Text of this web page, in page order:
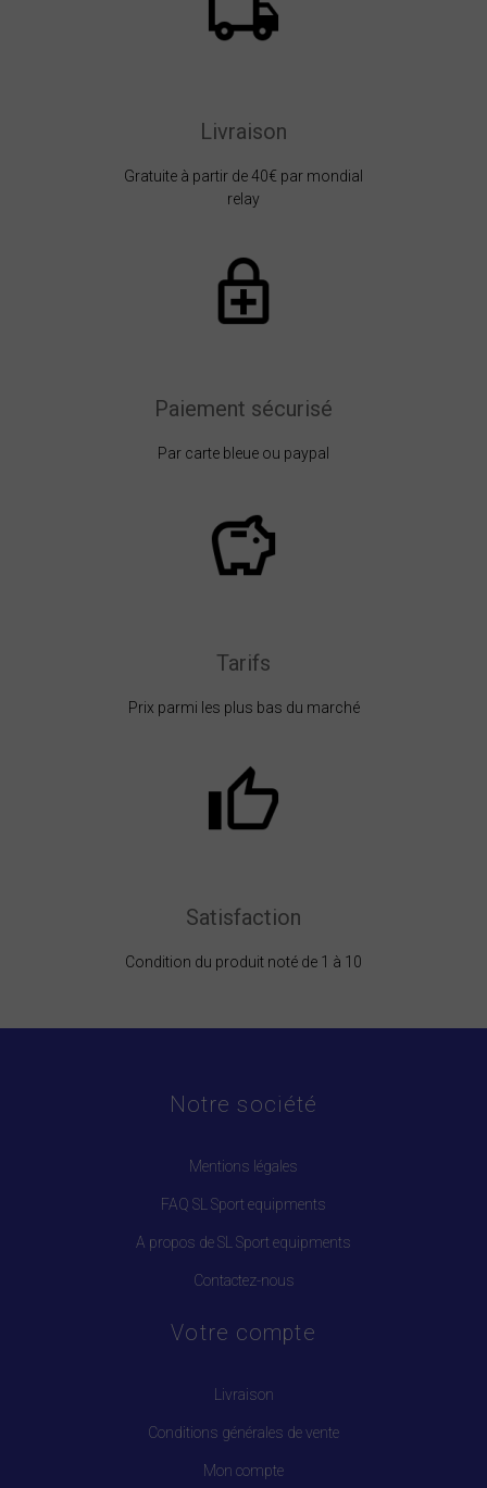
Livraison
Gratuite à partir de 40€ par mondial
relay
Paiement sécurisé
Par carte bleue ou paypal
Tarifs
Prix parmi les plus bas du marché
Satisfaction
Condition du produit noté de 1 à 10
Notre société
Mentions légales
FAQ SL Sport equipments
A propos de SL Sport equipments
Contactez-nous
Votre compte
Livraison
Conditions générales de vente
Mon compte